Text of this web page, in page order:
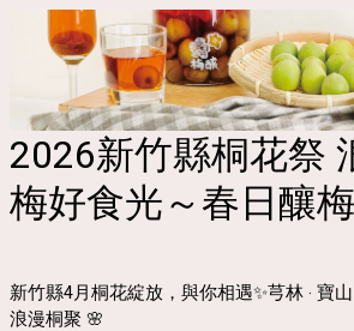
2026新竹縣桐花祭
梅好食光～春日釀
新竹縣4月桐花綻放，與你相遇✨芎林 ‧ 寶山
浪漫桐聚 🌸